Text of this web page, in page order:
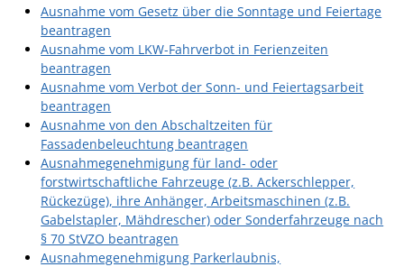
RADKultur in
Angebote für Senioren
Kinder und Jugendliche
Partnerschaft Trigono-
Orestiada
Vereine + Kultur
Kirchen
Geschichte
Ausnahme vom Gesetz über die Sonntage und Feiertage
beantragen
Ausnahme vom LKW-Fahrverbot in Ferienzeiten
beantragen
Ausnahme vom Verbot der Sonn- und Feiertagsarbeit
beantragen
Ausnahme von den Abschaltzeiten für
Fassadenbeleuchtung beantragen
Ausnahmegenehmigung für land- oder
forstwirtschaftliche Fahrzeuge (z.B. Ackerschlepper,
Rückezüge), ihre Anhänger, Arbeitsmaschinen (z.B.
Gabelstapler, Mähdrescher) oder Sonderfahrzeuge nach
§ 70 StVZO beantragen
Ausnahmegenehmigung Parkerlaubnis,